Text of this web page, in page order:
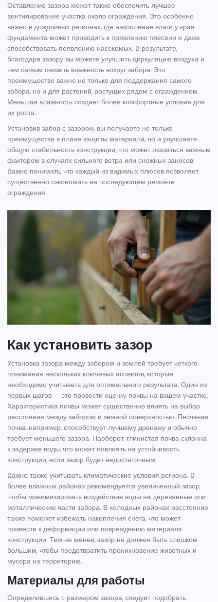
Оставление зазора может также обеспечить лучшее
вентилирование участка около ограждения. Это особенно
важно в дождливых регионах, где накопление влаги у края
фундамента может приводить к появлению плесени и даже
способствовать появлению насекомых. В результате,
благодаря зазору вы можете улучшить циркуляцию воздуха и
тем самым снизить влажность вокруг забора. Это
преимущество важно не только для поддержания самого
забора, но и для растений, растущих рядом с ограждением.
Меньшая влажность создает более комфортные условия для
их роста.
Установив забор с зазором, вы получаете не только
преимущества в плане защиты материала, но и улучшаете
общую стабильность конструкции, что может оказаться важным
фактором в случаях сильного ветра или снежных заносов.
Важно понимать, что каждый из видимых плюсов позволяет
существенно сэкономить на последующем ремонте
ограждения.
Как установить зазор
Установка зазора между забором и землей требует четкого
понимания нескольких ключевых аспектов, которые
необходимо учитывать для оптимального результата. Один из
первых шагов — это провести оценку почвы на вашем участке.
Характеристика почвы может существенно влиять на выбор
расстояния между забором и земной поверхностью. Песчаная
почва, например, способствует лучшему дренажу и обычно
требует меньшего зазора. Наоборот, глинистая почва склонна
к задержке воды, что может повлиять на устойчивость
конструкции, если зазор будет недостаточным.
Важно также учитывать климатические условия региона. В
более влажных районах рекомендуется увеличенный зазор,
чтобы минимизировать воздействие воды на деревянные или
металлические части забора. В холодных районах расстояние
также поможет избежать накопления снега, что может
привести к деформации или повреждению материала
конструкции. Тем не менее, зазор не должен быть слишком
большим, чтобы предотвратить проникновение животных и
мусора на территорию.
Материалы для работы
Определившись с размером зазора, следует подобрать